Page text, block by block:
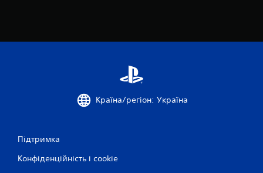
Країна/регіон: Україна
Підтримка
Конфіденційність і cookie